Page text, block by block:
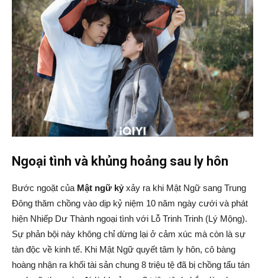
Ngoại tình và khủng hoảng sau ly hôn
Bước ngoặt của Mật ngữ kỷ xảy ra khi Mật Ngữ sang Trung
Đông thăm chồng vào dịp kỷ niệm 10 năm ngày cưới và phát
hiện Nhiếp Dư Thành ngoại tình với Lỗ Trinh Trinh (Lý Mộng).
Sự phản bội này không chỉ dừng lại ở cảm xúc mà còn là sự
tàn độc về kinh tế. Khi Mật Ngữ quyết tâm ly hôn, cô bàng
hoàng nhận ra khối tài sản chung 8 triệu tệ đã bị chồng tẩu tán